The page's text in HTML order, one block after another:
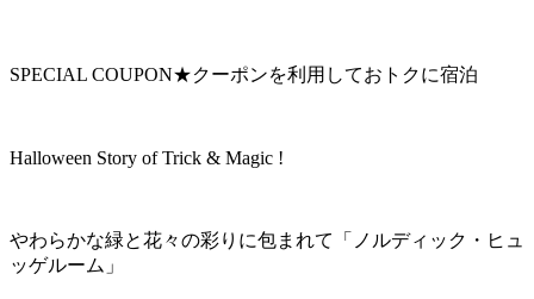
SPECIAL COUPON★クーポンを利用しておトクに宿泊
Halloween Story of Trick & Magic !
やわらかな緑と花々の彩りに包まれて「ノルディック・ヒュ
ッゲルーム」